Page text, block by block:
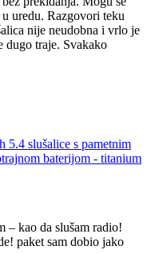
uredu. Razgovori teku
nije neudobna i vrlo je
dugo traje. Svakako
5.4 slušalice s pametnim
baterijom - titanium
– kao da slušam radio!
paket sam dobio jako